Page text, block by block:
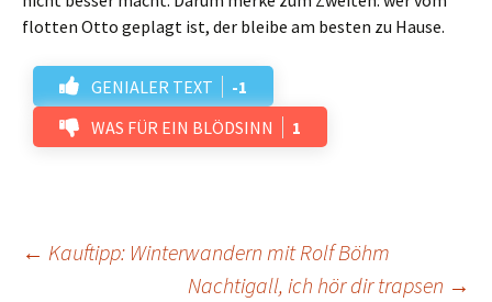
flotten Otto geplagt ist, der bleibe am besten zu Hause.
GENIALER TEXT
-1
WAS FÜR EIN BLÖDSINN
1
Beitrags-
← Kauftipp: Winterwandern mit Rolf Böhm
Nachtigall, ich hör dir trapsen →